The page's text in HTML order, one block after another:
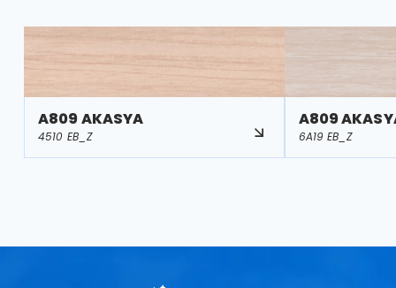
A809 AKASYA
4510 EB_Z
A809
6A19 EB_Z